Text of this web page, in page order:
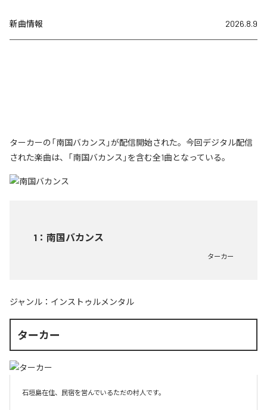
新曲情報 2026.8.9
ターカーの「南国バカンス」が配信開始された。今回デジタル配信
された楽曲は、「南国バカンス」を含む全1曲となっている。
1 ： 南国バカンス
ターカー
ジャンル： インストゥルメンタル
ターカー
石垣島在住、民宿を営んでいるただの村人です。